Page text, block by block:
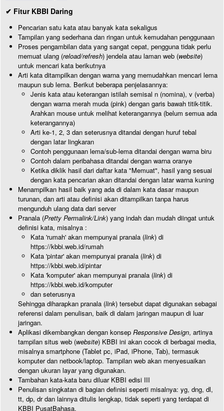
✔ Fitur KBBI Daring
Pencarian satu kata atau banyak kata sekaligus
Tampilan yang sederhana dan ringan untuk kemudahan penggunaan
Proses pengambilan data yang sangat cepat, pengguna tidak perlu
memuat ulang (reload/refresh) jendela atau laman web (website)
untuk mencari kata berikutnya
Arti kata ditampilkan dengan warna yang memudahkan mencari lema
maupun sub lema. Berikut beberapa penjelasannya:
Jenis kata atau keterangan istilah semisal n (nomina), v (verba)
dengan warna merah muda (pink) dengan garis bawah titik-titik.
Arahkan mouse untuk melihat keterangannya (belum semua ada
keterangannya)
Arti ke-1, 2, 3 dan seterusnya ditandai dengan huruf tebal
dengan latar lingkaran
Contoh penggunaan lema/sub-lema ditandai dengan warna biru
Contoh dalam peribahasa ditandai dengan warna oranye
Ketika diklik hasil dari daftar kata "Memuat", hasil yang sesuai
dengan kata pencarian akan ditandai dengan latar warna kuning
Menampilkan hasil baik yang ada di dalam kata dasar maupun
turunan, dan arti atau definisi akan ditampilkan tanpa harus
mengunduh ulang data dari server
Pranala (Pretty Permalink/Link) yang indah dan mudah diingat untuk
definisi kata, misalnya :
Kata 'rumah' akan mempunyai pranala (link) di
https://kbbi.web.id/rumah
Kata 'pintar' akan mempunyai pranala (link) di
https://kbbi.web.id/pintar
Kata 'komputer' akan mempunyai pranala (link) di
https://kbbi.web.id/komputer
dan seterusnya
Sehingga diharapkan pranala (link) tersebut dapat digunakan sebagai
referensi dalam penulisan, baik di dalam jaringan maupun di luar
jaringan.
Aplikasi dikembangkan dengan konsep Responsive Design, artinya
tampilan situs web (website) KBBI ini akan cocok di berbagai media,
misalnya smartphone (Tablet pc, iPad, iPhone, Tab), termasuk
komputer dan netbook/laptop. Tampilan web akan menyesuaikan
dengan ukuran layar yang digunakan.
Tambahan kata-kata baru diluar KBBI edisi III
Penulisan singkatan di bagian definisi seperti misalnya: yg, dng, dl,
tt, dp, dr dan lainnya ditulis lengkap, tidak seperti yang terdapat di
KBBI PusatBahasa.